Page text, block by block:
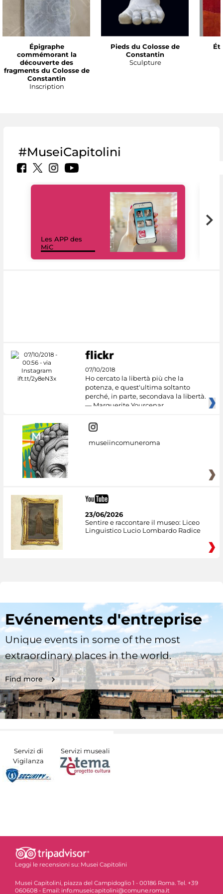
Épigraphe
commémorant la
découverte des
fragments du Colosse de
Constantin
Inscription
Pieds du Colosse de
Constantin
Sculpture
#MuseiCapitolini
Les APP des
MiC
07/10/2018
Ho cercato la libertà più che la
potenza, e quest'ultima soltanto
perché, in parte, secondava la libertà.
— Marguerite Yourcenar
museiincomuneroma
23/06/2026
Sentire e raccontare il museo: Liceo
Linguistico Lucio Lombardo Radice
Evénements d'entreprise
Unique events in some of the most
extraordinary places in the world.
Find more
Servizi di
Vigilanza
Servizi museali
Leggi le recensioni su: Musei Capitolini
Musei Capitolini, piazza del Campidoglio 1 - 00186 Roma. Tel. +39
060608 - Email: info.museicapitolini@comune.roma.it